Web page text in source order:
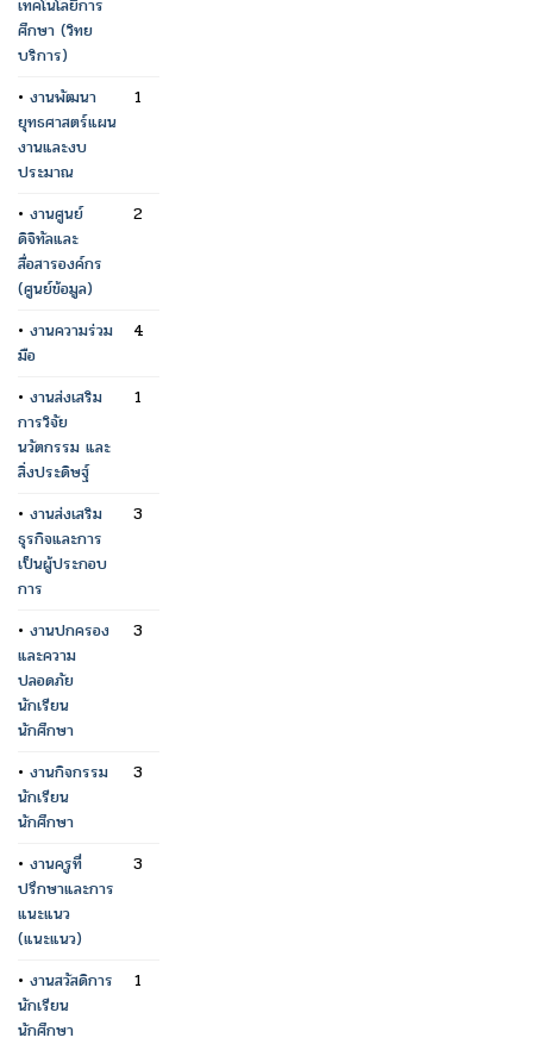
เทคโนโลยีการ
ศึกษา (วิทย
บริการ)
• งานพัฒนา
ยุทธศาสตร์แผน
งานและงบ
ประมาณ
1
• งานศูนย์
ดิจิทัลและ
สื่อสารองค์กร
(ศูนย์ข้อมูล)
2
• งานความร่วม
มือ
4
• งานส่งเสริม
การวิจัย
นวัตกรรม และ
สิ่งประดิษฐ์
1
• งานส่งเสริม
ธุรกิจและการ
เป็นผู้ประกอบ
การ
3
• งานปกครอง
และความ
ปลอดภัย
นักเรียน
นักศึกษา
3
• งานกิจกรรม
นักเรียน
นักศึกษา
3
• งานครูที่
ปรึกษาและการ
แนะแนว
(แนะแนว)
3
• งานสวัสดิการ
นักเรียน
นักศึกษา
1